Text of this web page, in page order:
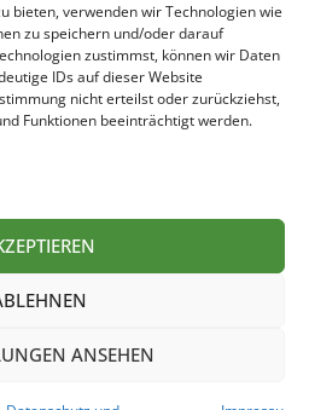
bieten, verwenden wir Technologien wie
zu speichern und/oder darauf
zustimmst, können wir Daten
IDs auf dieser Website
nicht erteilst oder zurückziehst,
Funktionen beeinträchtigt werden.
ANSEHEN